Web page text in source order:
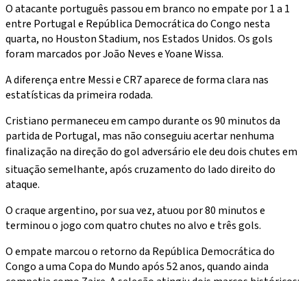
O atacante português passou em branco no empate por 1 a 1
entre Portugal e República Democrática do Congo nesta
quarta, no Houston Stadium, nos Estados Unidos. Os gols
foram marcados por João Neves e Yoane Wissa.
A diferença entre Messi e CR7 aparece de forma clara nas
estatísticas da primeira rodada.
Cristiano permaneceu em campo durante os 90 minutos da
partida de Portugal, mas não conseguiu acertar nenhuma
finalização na direção do gol adversário ele deu dois chutes em
situação semelhante, após cruzamento do lado direito do
ataque.
O craque argentino, por sua vez, atuou por 80 minutos e
terminou o jogo com quatro chutes no alvo e três gols.
O empate marcou o retorno da República Democrática do
Congo a uma Copa do Mundo após 52 anos, quando ainda